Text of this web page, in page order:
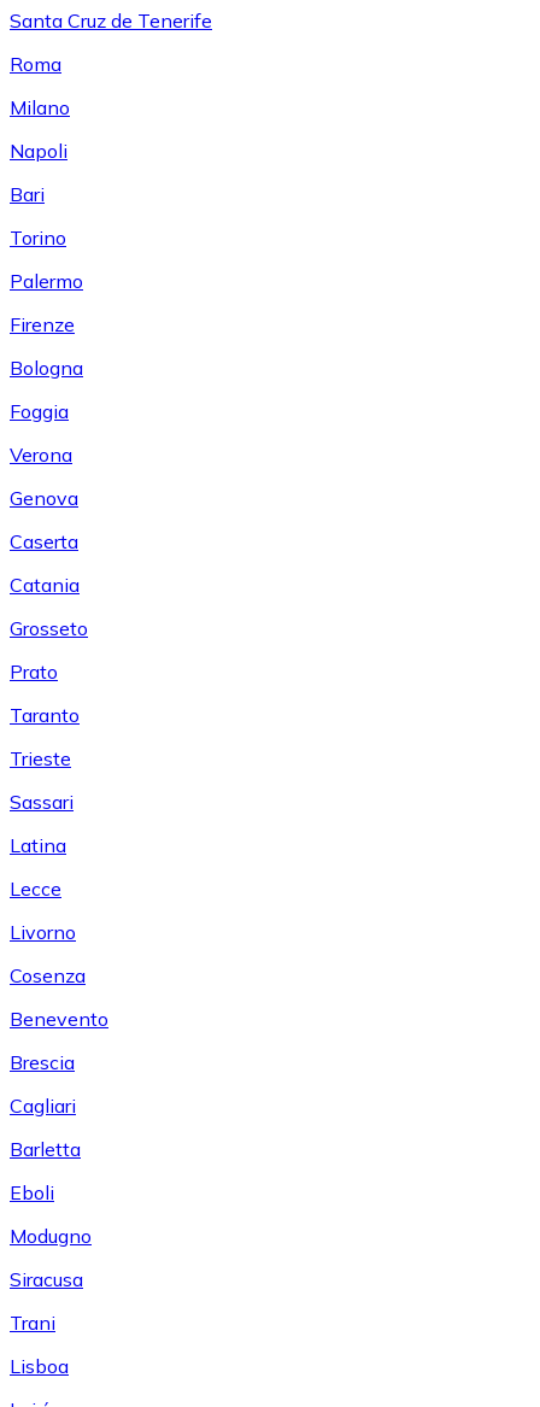
Santa Cruz de Tenerife
Roma
Milano
Napoli
Bari
Torino
Palermo
Firenze
Bologna
Foggia
Verona
Genova
Caserta
Catania
Grosseto
Prato
Taranto
Trieste
Sassari
Latina
Lecce
Livorno
Cosenza
Benevento
Brescia
Cagliari
Barletta
Eboli
Modugno
Siracusa
Trani
Lisboa